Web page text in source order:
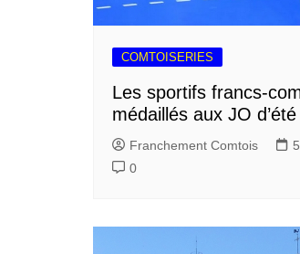
COMTOISERIES
Les sportifs francs-
médaillés aux JO d’été
Franchement Comtois
0